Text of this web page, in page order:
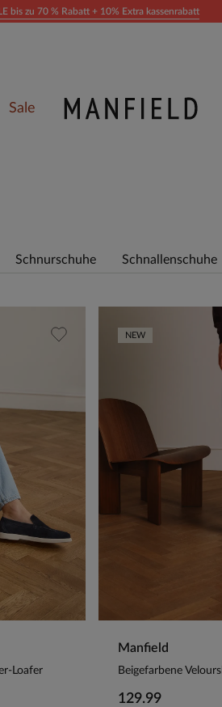
bis zu 70 % Rabatt + 10% Extra kassenrabatt
Sale
Schnurschuhe Schnallenschuhe
Loafer
Manfield
Beigefarbene
129.99
NEW